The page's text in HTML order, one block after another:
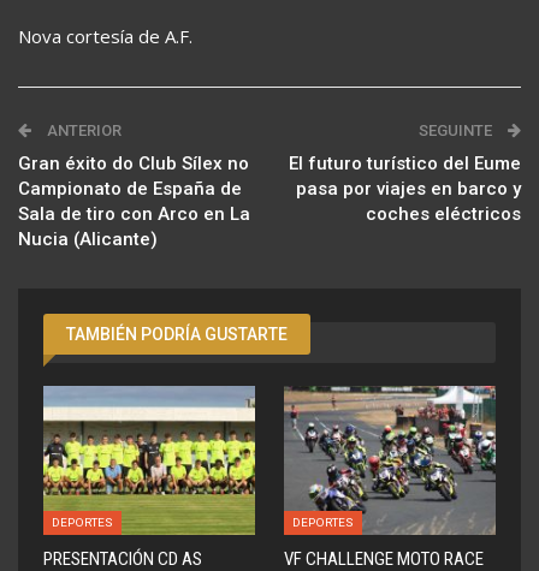
Nova cortesía de A.F.
ANTERIOR
Gran éxito do Club Sílex no
Campionato de España de
Sala de tiro con Arco en La
Nucia (Alicante)
SEGUINTE
El futuro turístico del Eume
pasa por viajes en barco y
coches eléctricos
TAMBIÉN PODRÍA GUSTARTE
DEPORTES
PRESENTACIÓN CD AS
DEPORTES
VF CHALLENGE MOTO RACE